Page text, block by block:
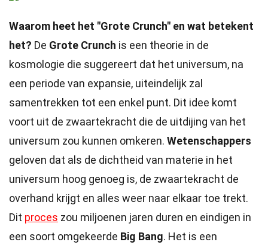
Waarom heet het "Grote Crunch" en wat betekent
het? De Grote Crunch is een theorie in de
kosmologie die suggereert dat het universum, na
een periode van expansie, uiteindelijk zal
samentrekken tot een enkel punt. Dit idee komt
voort uit de zwaartekracht die de uitdijing van het
universum zou kunnen omkeren. Wetenschappers
geloven dat als de dichtheid van materie in het
universum hoog genoeg is, de zwaartekracht de
overhand krijgt en alles weer naar elkaar toe trekt.
Dit proces zou miljoenen jaren duren en eindigen in
een soort omgekeerde Big Bang. Het is een